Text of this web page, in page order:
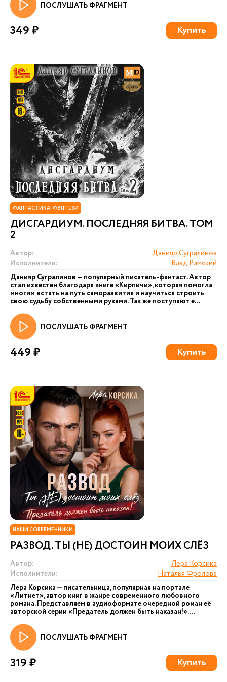
ПОСЛУШАТЬ ФРАГМЕНТ
349 ₽ Купить
ФАНТАСТИКА. ФЭНТЕЗИ
ДИСГАРДИУМ. ПОСЛЕДНЯЯ БИТВА. ТОМ
2
Автор:
Данияр Сугралинов
Исполнители:
Влад Римский
Данияр Сугралинов — популярный писатель-фантаст. Автор
стал известен благодаря книге «Кирпичи», которая помогла
многим встать на путь саморазвития и научиться строить
свою судьбу собственными руками. Так же поступают е...
ПОСЛУШАТЬ ФРАГМЕНТ
449 ₽ Купить
НАШИ СОВРЕМЕННИКИ
РАЗВОД. ТЫ (НЕ) ДОСТОИН МОИХ СЛЁЗ
Автор:
Лера Корсика
Исполнители:
Наталья Фролова
Лера Корсика — писательница, популярная на портале
«Литнет», автор книг в жанре современного любовного
романа. Представляем в аудиоформате очередной роман её
авторской серии «Предатель должен быть наказан!». ...
ПОСЛУШАТЬ ФРАГМЕНТ
319 ₽ Купить